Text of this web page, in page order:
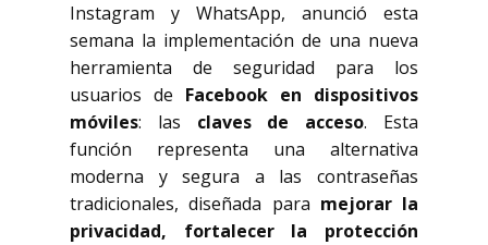
Instagram y WhatsApp, anunció esta
semana la implementación de una nueva
herramienta de seguridad para los
usuarios de Facebook en dispositivos
móviles: las claves de acceso. Esta
función representa una alternativa
moderna y segura a las contraseñas
tradicionales, diseñada para mejorar la
privacidad, fortalecer la protección